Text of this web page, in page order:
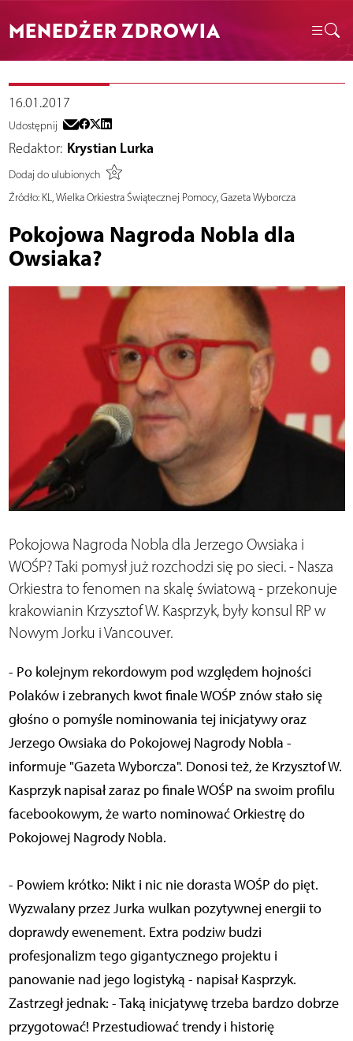
MENEDŻER ZDROWIA
16.01.2017
Udostępnij
Redaktor: Krystian Lurka
Dodaj do ulubionych
Źródło:KL, Wielka Orkiestra Świątecznej Pomocy, Gazeta Wyborcza
Pokojowa Nagroda Nobla dla
Owsiaka?
Pokojowa Nagroda Nobla dla Jerzego Owsiaka i
WOŚP? Taki pomysł już rozchodzi się po sieci. - Nasza
Orkiestra to fenomen na skalę światową - przekonuje
krakowianin Krzysztof W. Kasprzyk, były konsul RP w
Nowym Jorku i Vancouver.
- Po kolejnym rekordowym pod względem hojności
Polaków i zebranych kwot finale WOŚP znów stało się
głośno o pomyśle nominowania tej inicjatywy oraz
Jerzego Owsiaka do Pokojowej Nagrody Nobla -
informuje "Gazeta Wyborcza". Donosi też, że Krzysztof W.
Kasprzyk napisał zaraz po finale WOŚP na swoim profilu
facebookowym, że warto nominować Orkiestrę do
Pokojowej Nagrody Nobla.
- Powiem krótko: Nikt i nic nie dorasta WOŚP do pięt.
Wyzwalany przez Jurka wulkan pozytywnej energii to
doprawdy ewenement. Extra podziw budzi
profesjonalizm tego gigantycznego projektu i
panowanie nad jego logistyką - napisał Kasprzyk.
Zastrzegł jednak: - Taką inicjatywę trzeba bardzo dobrze
przygotować! Przestudiować trendy i historię